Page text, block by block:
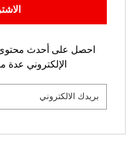
احصل على أحدث محتوى
الإلكتروني